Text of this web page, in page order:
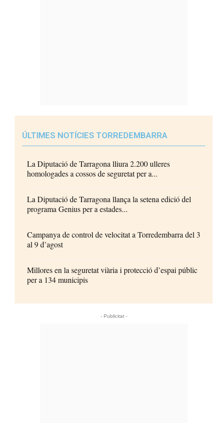
ÚLTIMES NOTÍCIES TORREDEMBARRA
La Diputació de Tarragona lliura 2.200 ulleres
homologades a cossos de seguretat per a...
La Diputació de Tarragona llança la setena edició del
programa Genius per a estades...
Campanya de control de velocitat a Torredembarra del 3
al 9 d’agost
Millores en la seguretat viària i protecció d’espai públic
per a 134 municipis
- Publicitat -